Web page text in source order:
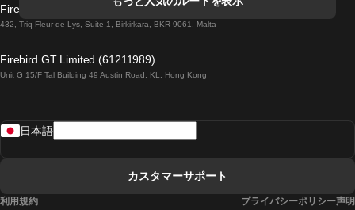
ダブリンからゴールウェイまでの列車
ローマからナポリまでの列車
Firebird GT Limited (OC 1451)
432, Triq Fleur de Lys, Suite 1, Birkirkara, BKR 9061, Malta
Firebird GT Limited (61211989)
Unit G 15/F Tal Building 49 Austin Road, KL, Hong Kong
日本語
カスタマーサポート
利用規約 プライバシーポリシー声明